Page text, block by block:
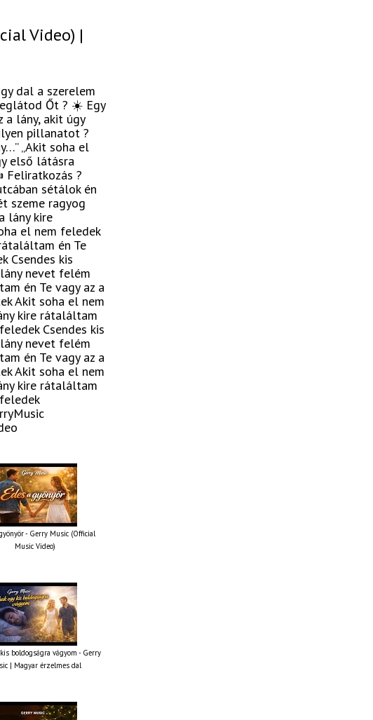
Video) |
dal a szerelem
Őt ? ☀️ Egy
a lány, akit úgy
pillanatot ?
„Akit soha el
első látásra
?
sétálok én
szeme ragyog
lány kire
el nem feledek
én Te
Csendes kis
nevet felém
én Te vagy az a
Akit soha el nem
kire rátaláltam
Csendes kis
nevet felém
én Te vagy az a
Akit soha el nem
kire rátaláltam
- Gerry Music (Official
Music Video)
boldogságra vágyom - Gerry
| Magyar érzelmes dal